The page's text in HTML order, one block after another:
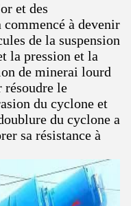
et des
à devenir
de la suspension
la pression et la
de minerai lourd
résoudre le
du cyclone et
du cyclone a
sa résistance à